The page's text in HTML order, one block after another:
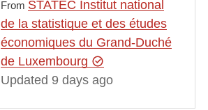
From STATEC Institut national
de la statistique et des études
économiques du Grand-Duché
de Luxembourg
Updated 9 days ago